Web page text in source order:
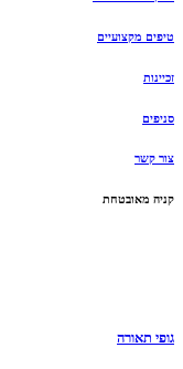
טיפים מקצועיים
זכיינות
סניפים
צור קשר
קניה מאובטחת
גופי תאורה